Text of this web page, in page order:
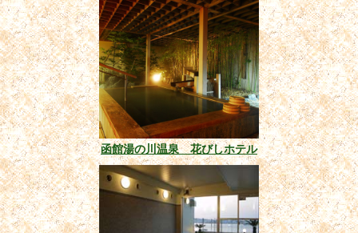
函館湯の川温泉 花びしホテル